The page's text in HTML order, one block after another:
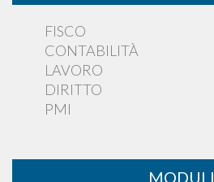
FISCO
CONTABILITÀ
LAVORO
DIRITTO
PMI
MODULI